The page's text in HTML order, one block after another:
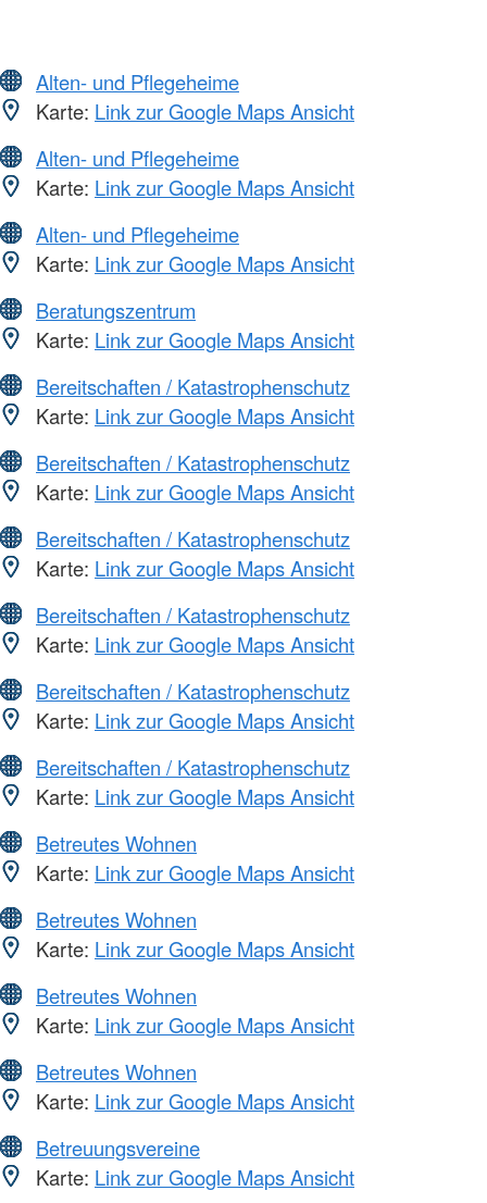
Alten- und Pflegeheime
Karte: Link zur Google Maps Ansicht
Alten- und Pflegeheime
Karte: Link zur Google Maps Ansicht
Alten- und Pflegeheime
Karte: Link zur Google Maps Ansicht
Beratungszentrum
Karte: Link zur Google Maps Ansicht
Bereitschaften / Katastrophenschutz
Karte: Link zur Google Maps Ansicht
Bereitschaften / Katastrophenschutz
Karte: Link zur Google Maps Ansicht
Bereitschaften / Katastrophenschutz
Karte: Link zur Google Maps Ansicht
Bereitschaften / Katastrophenschutz
Karte: Link zur Google Maps Ansicht
Bereitschaften / Katastrophenschutz
Karte: Link zur Google Maps Ansicht
Bereitschaften / Katastrophenschutz
Karte: Link zur Google Maps Ansicht
Betreutes Wohnen
Karte: Link zur Google Maps Ansicht
Betreutes Wohnen
Karte: Link zur Google Maps Ansicht
Betreutes Wohnen
Karte: Link zur Google Maps Ansicht
Betreutes Wohnen
Karte: Link zur Google Maps Ansicht
Betreuungsvereine
Karte: Link zur Google Maps Ansicht